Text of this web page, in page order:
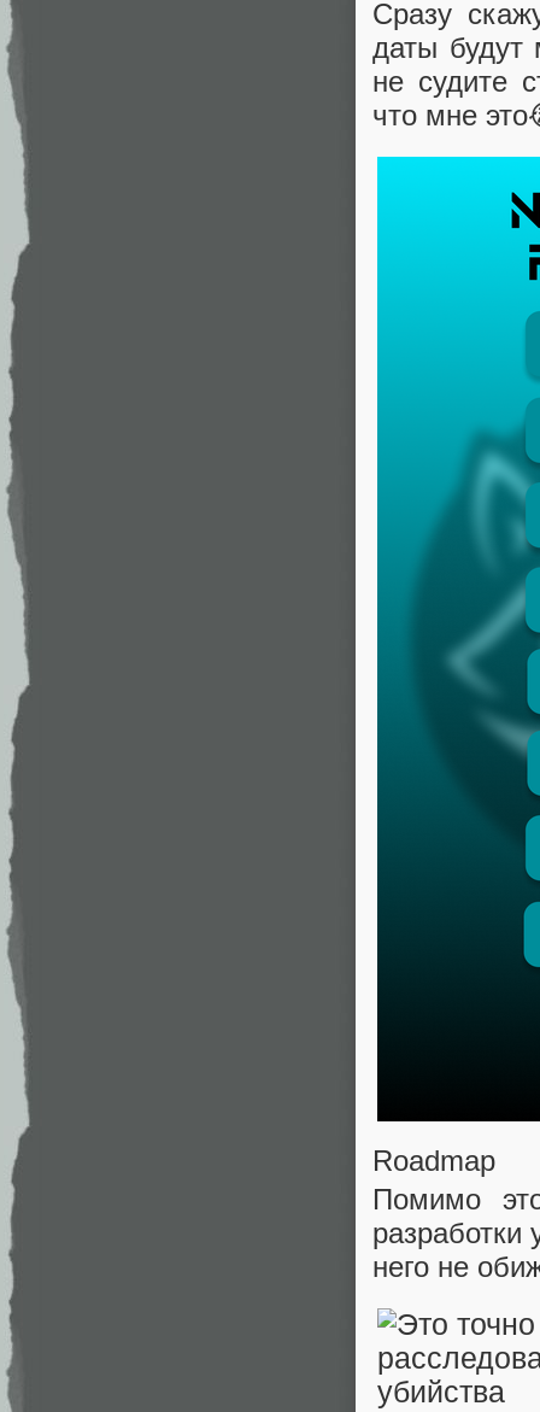
Сразу
даты будут
не судите
что мне
Roadmap
Помимо
разработки
него не